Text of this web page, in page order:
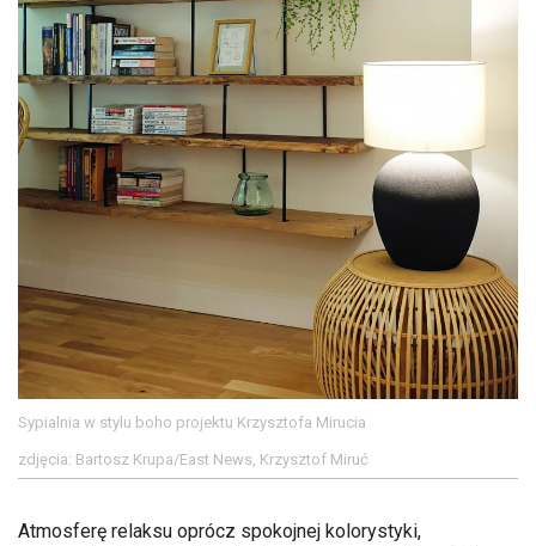
Sypialnia w stylu boho projektu Krzysztofa Mirucia
zdjęcia: Bartosz Krupa/East News, Krzysztof Miruć
Atmosferę relaksu oprócz spokojnej kolorystyki,